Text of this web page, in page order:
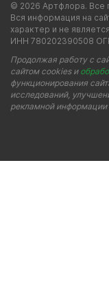
© 2026 Артфлора. Все
Вся информация на
характер и не
ИНН 780202390508
Продолжая работу с
сайтом cookies и
функционирования
исследований,
рекламной информации